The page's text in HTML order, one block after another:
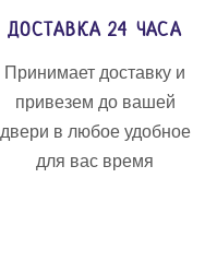
ДОСТАВКА 24 ЧАСА
Принимает доставку и
привезем до вашей
двери в любое удобное
для вас время